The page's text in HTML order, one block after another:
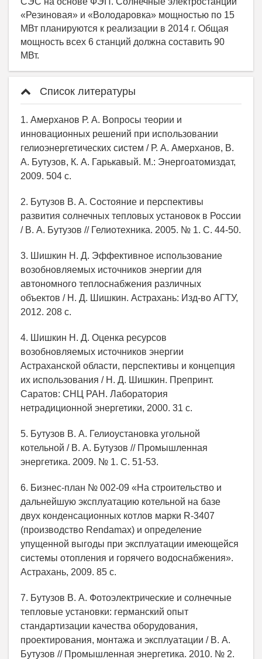
Список литературы
1. Амерханов Р. А. Вопросы теории и
инновационных решений при использовании
гелиоэнергетических систем / Р. А. Амерханов, В.
А. Бутузов, К. А. Гарькавый. М.: Энергоатомиздат,
2009. 504 с.
2. Бутузов В. А. Состояние и перспективы
развития солнечных тепловых установок в России
/ В. А. Бутузов // Гелиотехника. 2005. № 1. С. 44-50.
3. Шишкин Н. Д. Эффективное использование
возобновляемых источников энергии для
автономного теплоснабжения различных
объектов / Н. Д. Шишкин. Астрахань: Изд-во АГТУ,
2012. 208 с.
4. Шишкин Н. Д. Оценка ресурсов
возобновляемых источников энергии
Астраханской области, перспективы и концепция
их использования / Н. Д. Шишкин. Препринт.
Саратов: СНЦ РАН. Лаборатория
нетрадиционной энергетики, 2000. 31 с.
5. Бутузов В. А. Гелиоустановка угольной
котельной / В. А. Бутузов // Промышленная
энергетика. 2009. № 1. С. 51-53.
6. Бизнес-план № 002-09 «На строительство и
дальнейшую эксплуатацию котельной на базе
двух конденсационных котлов марки R-3407
(производство Rendamax) и определение
упущенной выгоды при эксплуатации имеющейся
системы отопления и горячего водоснабжения».
Астрахань, 2009. 85 с.
7. Бутузов В. А. Фотоэлектрические и солнечные
тепловые установки: германский опыт
стандартизации качества оборудования,
проектирования, монтажа и эксплуатации / В. А.
Бутузов // Промышленная энергетика. 2010. № 2.